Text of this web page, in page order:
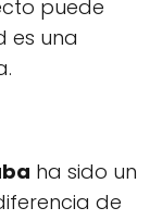
puede
es una
ha sido un
de